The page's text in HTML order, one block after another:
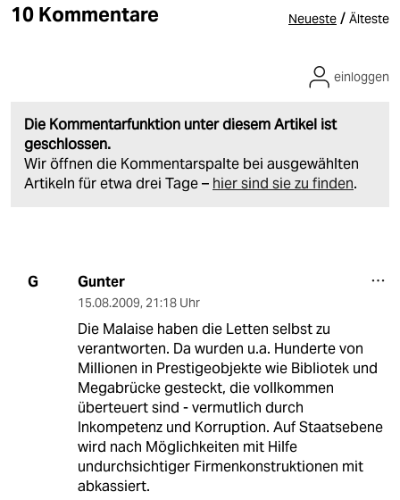
10 Kommentare Neueste / Älteste
Die Kommentarfunktion unter diesem Artikel ist
geschlossen.
Wir öffnen die Kommentarspalte bei ausgewählten
Artikeln für etwa drei Tage – hier sind sie zu finden.
einloggen
G Gunter
15.08.2009, 21:18 Uhr
Die Malaise haben die Letten selbst zu
verantworten. Da wurden u.a. Hunderte von
Millionen in Prestigeobjekte wie Bibliotek und
Megabrücke gesteckt, die vollkommen
überteuert sind - vermutlich durch
Inkompetenz und Korruption. Auf Staatsebene
wird nach Möglichkeiten mit Hilfe
undurchsichtiger Firmenkonstruktionen mit
abkassiert.